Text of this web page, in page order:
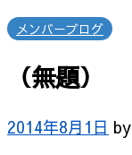
メンバーブログ
（無題）
2014年8月1日 by